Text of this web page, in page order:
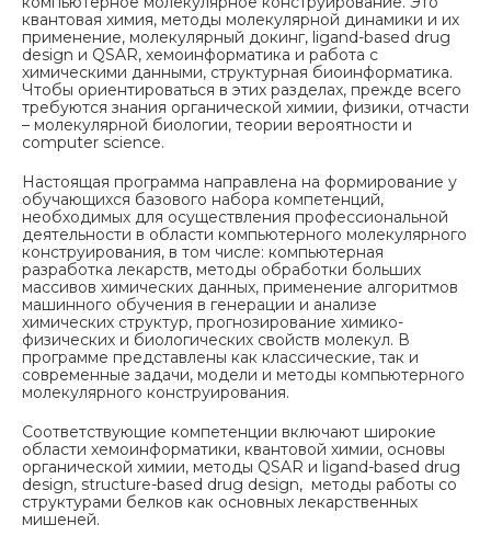
квантовая химия, методы молекулярной динамики и их
применение, молекулярный докинг, ligand-based drug
design и QSAR, хемоинформатика и работа с
химическими данными, структурная биоинформатика.
Чтобы ориентироваться в этих разделах, прежде всего
требуются знания органической химии, физики, отчасти
– молекулярной биологии, теории вероятности и
computer science.
Настоящая программа направлена на формирование у
обучающихся базового набора компетенций,
необходимых для осуществления профессиональной
деятельности в области компьютерного молекулярного
конструирования, в том числе: компьютерная
разработка лекарств, методы обработки больших
массивов химических данных, применение алгоритмов
машинного обучения в генерации и анализе
химических структур, прогнозирование химико-
физических и биологических свойств молекул. В
программе представлены как классические, так и
современные задачи, модели и методы компьютерного
молекулярного конструирования.
Соответствующие компетенции включают широкие
области хемоинформатики, квантовой химии, основы
органической химии, методы QSAR и ligand-based drug
design, structure-based drug design, методы работы со
структурами белков как основных лекарственных
мишеней.